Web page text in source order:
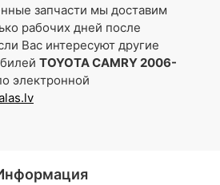
запчасти мы доставим
рабочих дней после
Вас интересуют другие
TOYOTA CAMRY 2006-
электронной